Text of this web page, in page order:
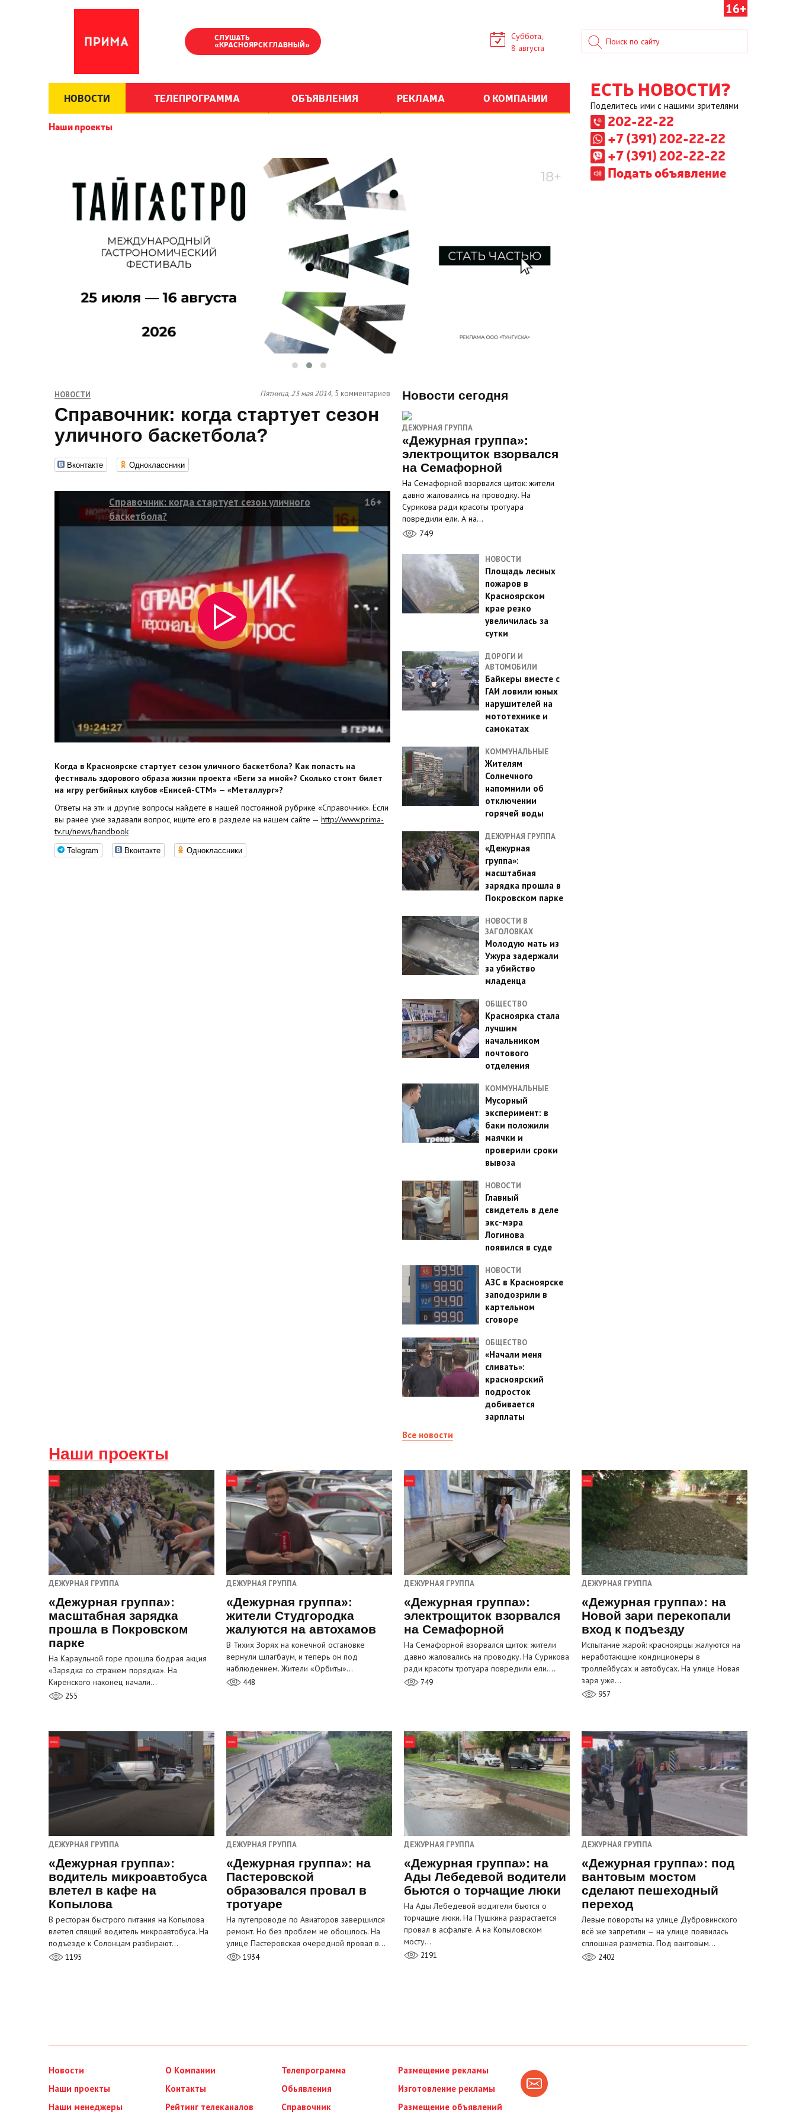
16+
СЛУШАТЬ
«КРАСНОЯРСК ГЛАВНЫЙ»
Суббота,
8 августа
НОВОСТИ ТЕЛЕПРОГРАММА ОБЪЯВЛЕНИЯ РЕКЛАМА О КОМПАНИИ
Наши проекты
ЕСТЬ НОВОСТИ?
Поделитесь ими с нашими зрителями
202-22-22
+7 (391) 202-22-22
+7 (391) 202-22-22
Подать объявление
НОВОСТИ Пятница, 23 мая 2014, 5 комментариев
Справочник: когда стартует сезон
уличного баскетбола?
Вконтакте Одноклассники
Справочник: когда стартует сезон уличного
баскетбола?
16+
Когда в Красноярске стартует сезон уличного баскетбола? Как попасть на
фестиваль здорового образа жизни проекта «Беги за мной»? Сколько стоит билет
на игру регбийных клубов «Енисей-СТМ» — «Металлург»?
Ответы на эти и другие вопросы найдете в нашей постоянной рубрике «Справочник». Если
вы ранее уже задавали вопрос, ищите его в разделе на нашем сайте — http://www.prima-
tv.ru/news/handbook
Telegram Вконтакте Одноклассники
Новости сегодня
ДЕЖУРНАЯ ГРУППА
«Дежурная группа»:
электрощиток взорвался
на Семафорной
На Семафорной взорвался щиток: жители
давно жаловались на проводку. На
Сурикова ради красоты тротуара
повредили ели. А на…
749
НОВОСТИ
Площадь лесных
пожаров в
Красноярском
крае резко
увеличилась за
сутки
ДОРОГИ И
АВТОМОБИЛИ
Байкеры вместе с
ГАИ ловили юных
нарушителей на
мототехнике и
самокатах
КОММУНАЛЬНЫЕ
Жителям
Солнечного
напомнили об
отключении
горячей воды
ДЕЖУРНАЯ ГРУППА
«Дежурная
группа»:
масштабная
зарядка прошла в
Покровском парке
НОВОСТИ В
ЗАГОЛОВКАХ
Молодую мать из
Ужура задержали
за убийство
младенца
ОБЩЕСТВО
Красноярка стала
лучшим
начальником
почтового
отделения
КОММУНАЛЬНЫЕ
Мусорный
эксперимент: в
баки положили
маячки и
проверили сроки
вывоза
НОВОСТИ
Главный
свидетель в деле
экс-мэра
Логинова
появился в суде
НОВОСТИ
АЗС в Красноярске
заподозрили в
картельном
сговоре
ОБЩЕСТВО
«Начали меня
сливать»:
красноярский
подросток
добивается
зарплаты
Все новости
Наши проекты
ДЕЖУРНАЯ ГРУППА
«Дежурная группа»:
масштабная зарядка
прошла в Покровском
парке
На Караульной горе прошла бодрая акция
«Зарядка со стражем порядка». На
Киренского наконец начали…
255
ДЕЖУРНАЯ ГРУППА
«Дежурная группа»:
жители Студгородка
жалуются на автохамов
В Тихих Зорях на конечной остановке
вернули шлагбаум, и теперь он под
наблюдением. Жители «Орбиты»…
448
ДЕЖУРНАЯ ГРУППА
«Дежурная группа»:
электрощиток взорвался
на Семафорной
На Семафорной взорвался щиток: жители
давно жаловались на проводку. На Сурикова
ради красоты тротуара повредили ели.…
749
ДЕЖУРНАЯ ГРУППА
«Дежурная группа»: на
Новой зари перекопали
вход к подъезду
Испытание жарой: красноярцы жалуются на
неработающие кондиционеры в
троллейбусах и автобусах. На улице Новая
заря уже…
957
ДЕЖУРНАЯ ГРУППА
«Дежурная группа»:
водитель микроавтобуса
влетел в кафе на
Копылова
В ресторан быстрого питания на Копылова
влетел спящий водитель микроавтобуса. На
подъезде к Солонцам разбирают…
1195
ДЕЖУРНАЯ ГРУППА
«Дежурная группа»: на
Пастеровской
образовался провал в
тротуаре
На путепроводе по Авиаторов завершился
ремонт. Но без проблем не обошлось. На
улице Пастеровская очередной провал в…
1934
ДЕЖУРНАЯ ГРУППА
«Дежурная группа»: на
Ады Лебедевой водители
бьются о торчащие люки
На Ады Лебедевой водители бьются о
торчащие люки. На Пушкина разрастается
провал в асфальте. А на Копыловском
мосту…
2191
ДЕЖУРНАЯ ГРУППА
«Дежурная группа»: под
вантовым мостом
сделают пешеходный
переход
Левые повороты на улице Дубровинского
всё же запретили — на улице появилась
сплошная разметка. Под вантовым…
2402
Новости
Наши проекты
Наши менеджеры
О Компании
Контакты
Рейтинг телеканалов
Телепрограмма
Обьявления
Справочник
Размещение рекламы
Изготовление рекламы
Размещение объявлений